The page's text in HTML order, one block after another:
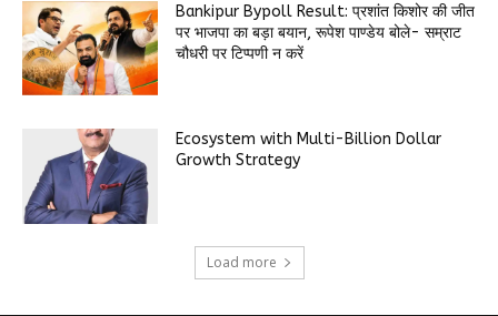
Bankipur Bypoll Result: प्रशांत किशोर की जीत
पर भाजपा का बड़ा बयान, रूपेश पाण्डेय बोले- सम्राट
चौधरी पर टिप्पणी न करें
Ecosystem with Multi-Billion Dollar
Growth Strategy
Load more